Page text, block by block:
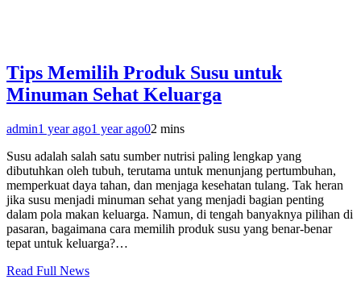
Tips Memilih Produk Susu untuk
Minuman Sehat Keluarga
admin1 year ago1 year ago02 mins
Susu adalah salah satu sumber nutrisi paling lengkap yang
dibutuhkan oleh tubuh, terutama untuk menunjang pertumbuhan,
memperkuat daya tahan, dan menjaga kesehatan tulang. Tak heran
jika susu menjadi minuman sehat yang menjadi bagian penting
dalam pola makan keluarga. Namun, di tengah banyaknya pilihan di
pasaran, bagaimana cara memilih produk susu yang benar-benar
tepat untuk keluarga?…
Read Full News